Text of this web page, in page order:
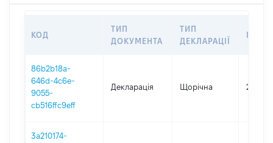
КОД
ТИП
ДОКУМЕНТА
ТИП
ДЕКЛАРАЦІЇ
86b2b18a-
646d-4c6e-
9055-
cb516ffc9eff
Декларація Щорічна 2025
3a210174-